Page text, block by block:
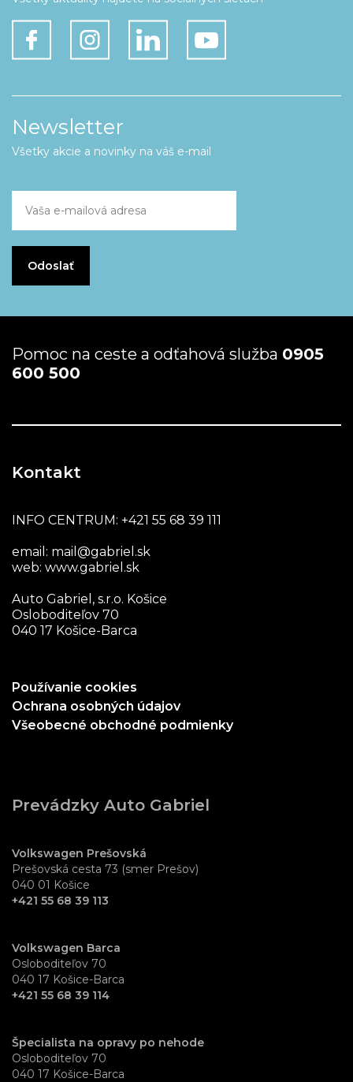
Newsletter
Všetky akcie a novinky na váš e-mail
Pomoc na ceste a odťahová služba 0905
600 500
Kontakt
INFO CENTRUM: +421 55 68 39 111
email: mail@gabriel.sk
web: www.gabriel.sk
Auto Gabriel, s.r.o. Košice
Osloboditeľov 70
040 17 Košice-Barca
Používanie cookies
Ochrana osobných údajov
Všeobecné obchodné podmienky
Prevádzky Auto Gabriel
Volkswagen Prešovská
Prešovská cesta 73 (smer Prešov)
040 01 Košice
+421 55 68 39 113
Volkswagen Barca
Osloboditeľov 70
040 17 Košice-Barca
+421 55 68 39 114
Špecialista na opravy po nehode
Osloboditeľov 70
040 17 Košice-Barca